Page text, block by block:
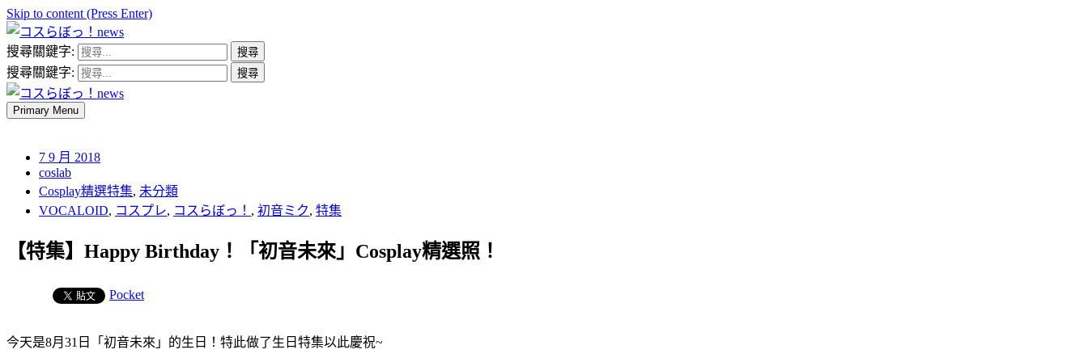
Skip to content (Press Enter)
コスらぼっ！news
搜尋關鍵字:
搜尋關鍵字:
Primary Menu
7 9 月 2018
coslab
Cosplay精選特集, 未分類
VOCALOID, コスプレ, コスらぼっ！ , 初音ミク, 特集
【特集】Happy Birthday！「初音未來」Cosplay精選照！
Pocket
今天是8月31日「初音未來」的生日！特此做了生日特集以此慶祝~